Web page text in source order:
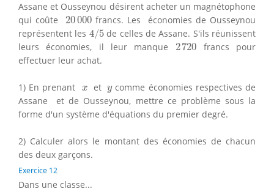
Assane et Ousseynou désirent acheter un magnétophone
qui coûte 20000
20000francs. Les économies de Ousseynou
représentent les 4/5
4 /5de celles de Assane. S'ils réunissent
leurs économies, il leur manque 2720
2720 francs pour
effectuer leur achat.
1) En prenant x
x et y
ycomme économies respectives de
Assane et de Ousseynou, mettre ce problème sous la
forme d'un système d'équations du premier degré.
2) Calculer alors le montant des économies de chacun
des deux garçons.
Exercice 12
Dans une classe...